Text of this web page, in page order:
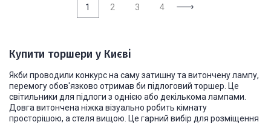
1 2 3 4
Купити торшери у Києві
Якби проводили конкурс на саму затишну та витончену лампу,
перемогу обов'язково отримав би підлоговий торшер . Це
світильники для підлоги з однією або декількома лампами.
Довга витончена ніжка візуально робить кімнату
просторішою, а стеля вищою. Це гарний вибір для розміщення